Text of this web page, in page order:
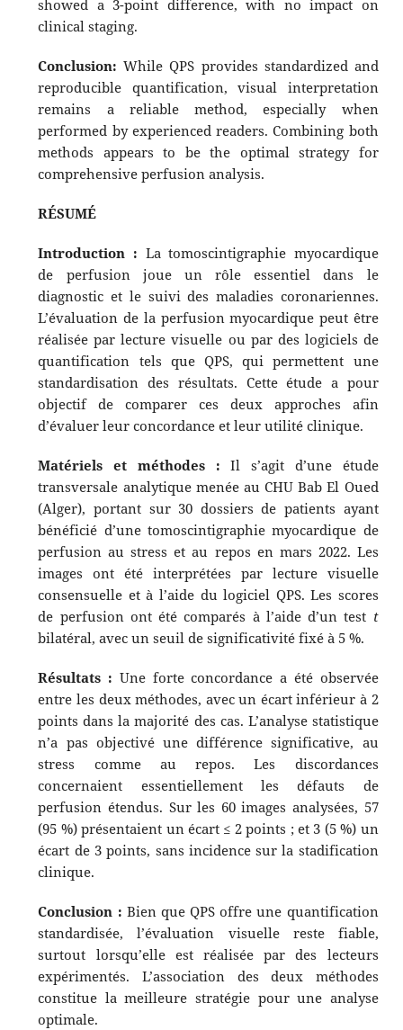
showed a 3-point difference, with no impact on
clinical staging.
Conclusion: While QPS provides standardized and
reproducible quantification, visual interpretation
remains a reliable method, especially when
performed by experienced readers. Combining both
methods appears to be the optimal strategy for
comprehensive perfusion analysis.
RÉSUMÉ
Introduction : La tomoscintigraphie myocardique
de perfusion joue un rôle essentiel dans le
diagnostic et le suivi des maladies coronariennes.
L’évaluation de la perfusion myocardique peut être
réalisée par lecture visuelle ou par des logiciels de
quantification tels que QPS, qui permettent une
standardisation des résultats. Cette étude a pour
objectif de comparer ces deux approches afin
d’évaluer leur concordance et leur utilité clinique.
Matériels et méthodes : Il s’agit d’une étude
transversale analytique menée au CHU Bab El Oued
(Alger), portant sur 30 dossiers de patients ayant
bénéficié d’une tomoscintigraphie myocardique de
perfusion au stress et au repos en mars 2022. Les
images ont été interprétées par lecture visuelle
consensuelle et à l’aide du logiciel QPS. Les scores
de perfusion ont été comparés à l’aide d’un test t
bilatéral, avec un seuil de significativité fixé à 5 %.
Résultats : Une forte concordance a été observée
entre les deux méthodes, avec un écart inférieur à 2
points dans la majorité des cas. L’analyse statistique
n’a pas objectivé une différence significative, au
stress comme au repos. Les discordances
concernaient essentiellement les défauts de
perfusion étendus. Sur les 60 images analysées, 57
(95 %) présentaient un écart ≤ 2 points ; et 3 (5 %) un
écart de 3 points, sans incidence sur la stadification
clinique.
Conclusion : Bien que QPS offre une quantification
standardisée, l’évaluation visuelle reste fiable,
surtout lorsqu’elle est réalisée par des lecteurs
expérimentés. L’association des deux méthodes
constitue la meilleure stratégie pour une analyse
optimale.